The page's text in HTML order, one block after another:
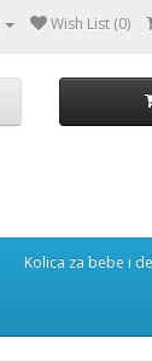
Wish List (0)
Kolica za bebe i